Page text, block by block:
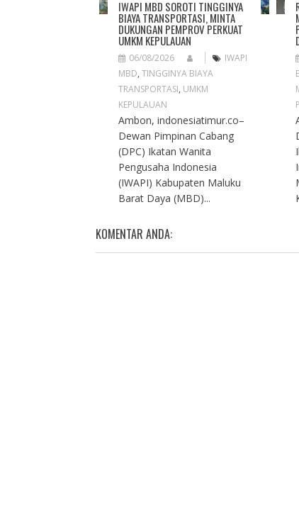
N
IWAPI MBD SOROTI TINGGINYA
BIAYA TRANSPORTASI, MINTA
DUKUNGAN PEMPROV PERKUAT
UMKM KEPULAUAN
06/08/2026
IWAPI
MBD, TINGGINYA BIAYA
TRANSPORTASI, UMKM
KEPULAUAN
Ambon, indonesiatimur.co–
Dewan Pimpinan Cabang
(DPC) Ikatan Wanita
Pengusaha Indonesia
(IWAPI) Kabupaten Maluku
Barat Daya (MBD)...
KOMENTAR ANDA: